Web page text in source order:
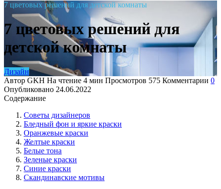
7 цветовых решений для детской комнаты
7 цветовых решений для
детской комнаты
Дизайн
Автор GKH На чтение 4 мин Просмотров 575 Комментарии 0
Опубликовано 24.06.2022
Содержание
Советы дизайнеров
Бледный фон и яркие краски
Оранжевые краски
Желтые краски
Белые тона
Зеленые краски
Синие краски
Скандинавские мотивы